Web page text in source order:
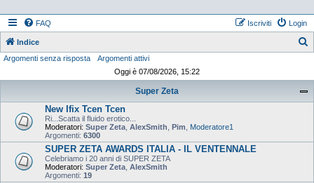
FAQ Login
Iscriviti
Indice
Argomenti senza risposta
Argomenti attivi
Oggi è 07/08/2026, 15:22
Super Zeta
New Ifix Tcen Tcen
Ri...Scatta il fluido erotico...
Moderatori: Super Zeta AlexSmith Pim
Moderatore1
Argomenti: 6300
SUPER ZETA AWARDS ITALIA - IL VENTENNALE
Celebriamo i 20 anni di SUPER ZETA
Moderatori: Super Zeta AlexSmith
Argomenti: 19